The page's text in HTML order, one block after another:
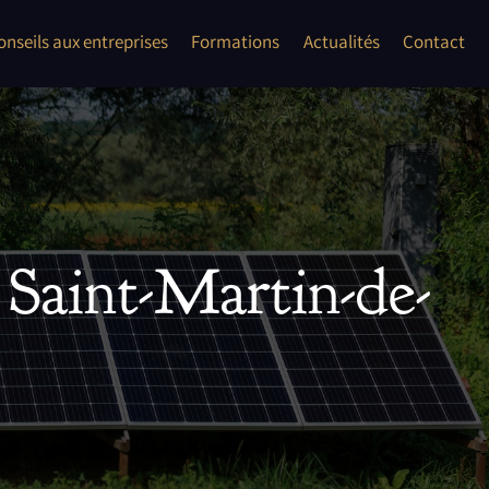
aux entreprises Formations
entrepreneur, TPE, PME
second oeuvre"
Actualités Contact
Martin-de-